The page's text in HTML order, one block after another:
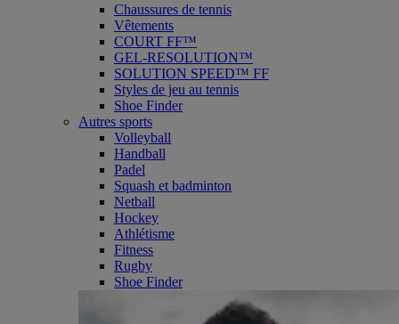
Chaussures de tennis
Vêtements
COURT FF™
GEL-RESOLUTION™
SOLUTION SPEED™ FF
Styles de jeu au tennis
Shoe Finder
Autres sports
Volleyball
Handball
Padel
Squash et badminton
Netball
Hockey
Athlétisme
Fitness
Rugby
Shoe Finder